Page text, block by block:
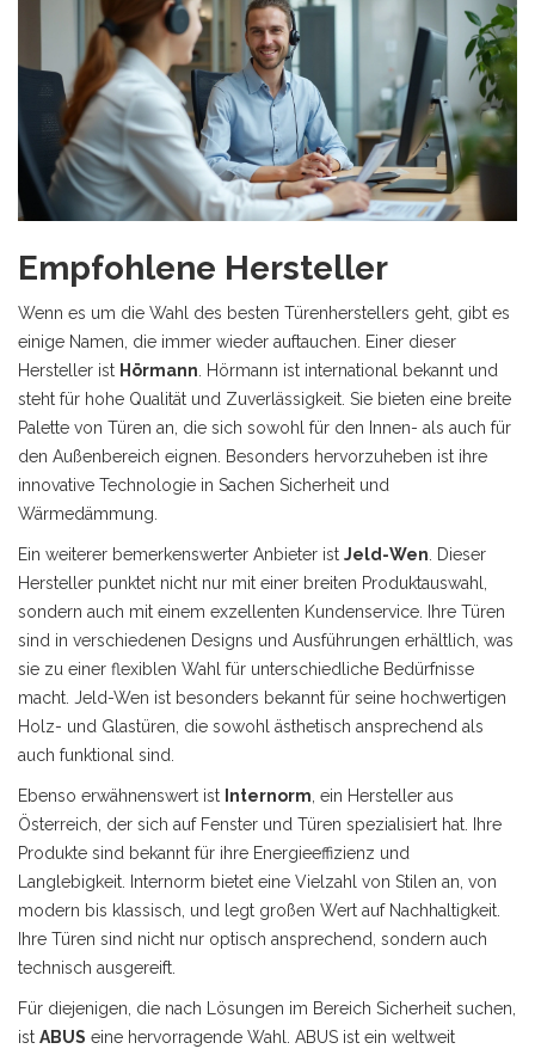
Empfohlene Hersteller
Wenn es um die Wahl des besten Türenherstellers geht, gibt es
einige Namen, die immer wieder auftauchen. Einer dieser
Hersteller ist Hörmann. Hörmann ist international bekannt und
steht für hohe Qualität und Zuverlässigkeit. Sie bieten eine breite
Palette von Türen an, die sich sowohl für den Innen- als auch für
den Außenbereich eignen. Besonders hervorzuheben ist ihre
innovative Technologie in Sachen Sicherheit und
Wärmedämmung.
Ein weiterer bemerkenswerter Anbieter ist Jeld-Wen. Dieser
Hersteller punktet nicht nur mit einer breiten Produktauswahl,
sondern auch mit einem exzellenten Kundenservice. Ihre Türen
sind in verschiedenen Designs und Ausführungen erhältlich, was
sie zu einer flexiblen Wahl für unterschiedliche Bedürfnisse
macht. Jeld-Wen ist besonders bekannt für seine hochwertigen
Holz- und Glastüren, die sowohl ästhetisch ansprechend als
auch funktional sind.
Ebenso erwähnenswert ist Internorm, ein Hersteller aus
Österreich, der sich auf Fenster und Türen spezialisiert hat. Ihre
Produkte sind bekannt für ihre Energieeffizienz und
Langlebigkeit. Internorm bietet eine Vielzahl von Stilen an, von
modern bis klassisch, und legt großen Wert auf Nachhaltigkeit.
Ihre Türen sind nicht nur optisch ansprechend, sondern auch
technisch ausgereift.
Für diejenigen, die nach Lösungen im Bereich Sicherheit suchen,
ist ABUS eine hervorragende Wahl. ABUS ist ein weltweit